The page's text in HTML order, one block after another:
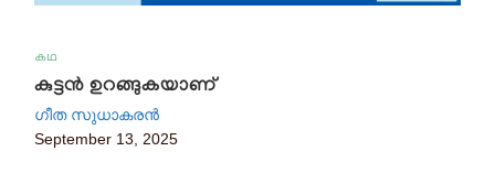
കഥ
കുട്ടൻ ഉറങ്ങുകയാണ്
ഗീത സുധാകരൻ
September 13, 2025